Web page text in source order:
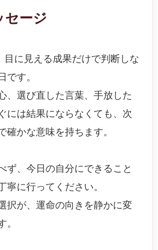
セージ
目に見える成果だけで判断しな
です。
、選び直した言葉、手放した
には結果にならなくても、次
確かな意味を持ちます。
ず、今日の自分にできること
寧に行ってください。
択が、運命の向きを静かに変
。